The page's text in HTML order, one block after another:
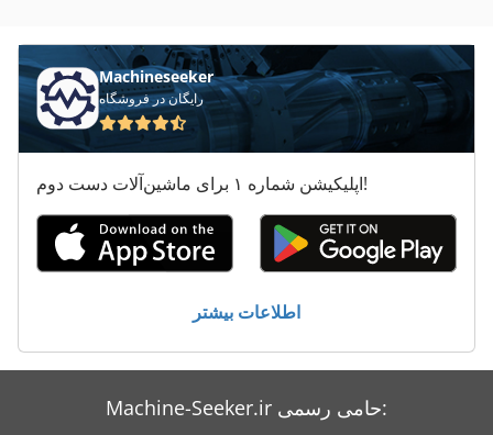
معاون 200 Mm
Machineseeker
رایگان در فروشگاه
اپلیکیشن شماره ۱ برای ماشین‌آلات دست دوم!
اطلاعات بیشتر
Machine-Seeker.ir حامی رسمی: